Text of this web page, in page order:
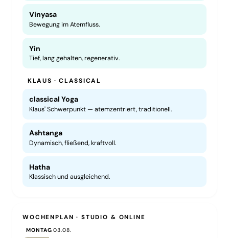
Vinyasa
Bewegung im Atemfluss.
Yin
Tief, lang gehalten, regenerativ.
KLAUS · CLASSICAL
classical Yoga
Klaus' Schwerpunkt — atemzentriert, traditionell.
Ashtanga
Dynamisch, fließend, kraftvoll.
Hatha
Klassisch und ausgleichend.
WOCHENPLAN · STUDIO & ONLINE
MONTAG 03.08.